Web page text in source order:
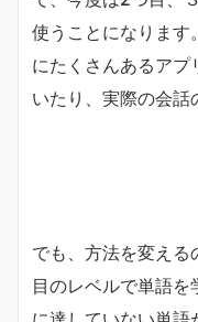
使うことになりま
にたくさんあるアプ
いたり、実際の会話
でも、方法を変える
目のレベルで単語